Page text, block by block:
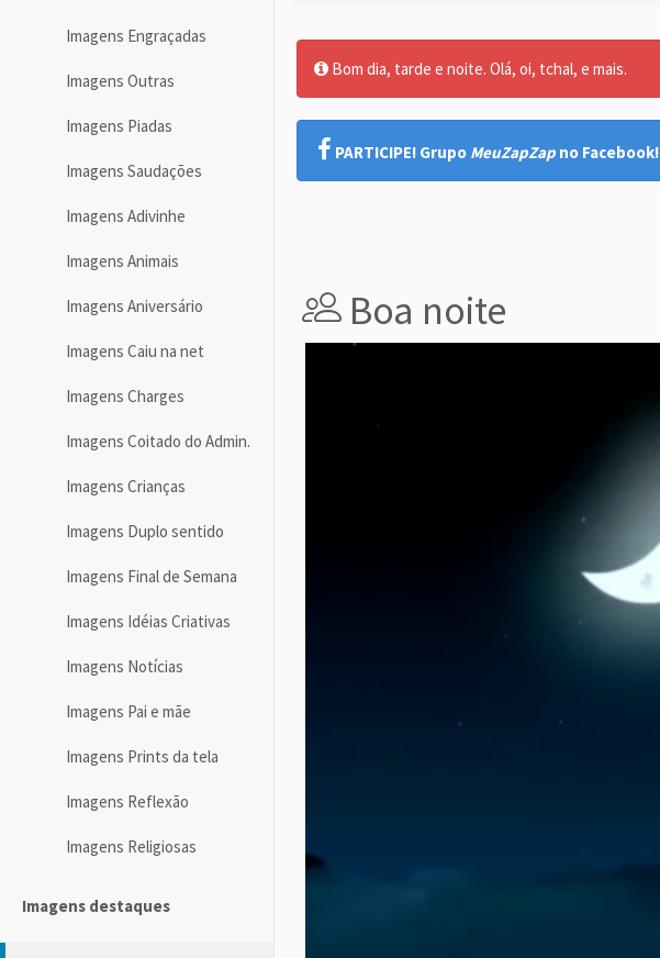
Imagens Engraçadas
Imagens Outras
Imagens Piadas
Imagens Saudações
Imagens Adivinhe
Imagens Animais
Imagens Aniversário
Imagens Caiu na net
Imagens Charges
Imagens Coitado do Admin.
Imagens Crianças
Imagens Duplo sentido
Imagens Final de Semana
Imagens Idéias Criativas
Imagens Notícias
Imagens Pai e mãe
Imagens Prints da tela
Imagens Reflexão
Imagens Religiosas
Imagens destaques
Bom dia, tarde e noite. Olá, oi, tchal, e mais.
PARTICIPE! Grupo MeuZapZap no Facebook!
Boa noite